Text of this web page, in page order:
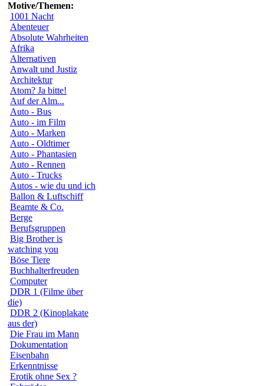
Motive/Themen:
1001 Nacht
Abenteuer
Absolute Wahrheiten
Afrika
Alternativen
Anwalt und Justiz
Architektur
Atom? Ja bitte!
Auf der Alm...
Auto - Bus
Auto - im Film
Auto - Marken
Auto - Oldtimer
Auto - Phantasien
Auto - Rennen
Auto - Trucks
Autos - wie du und ich
Ballon & Luftschiff
Beamte & Co.
Berge
Berufsgruppen
Big Brother is
watching you
Böse Tiere
Buchhalterfreuden
Computer
DDR 1 (Filme über
die)
DDR 2 (Kinoplakate
aus der)
Die Frau im Mann
Dokumentation
Eisenbahn
Erkenntnisse
Erotik ohne Sex ?